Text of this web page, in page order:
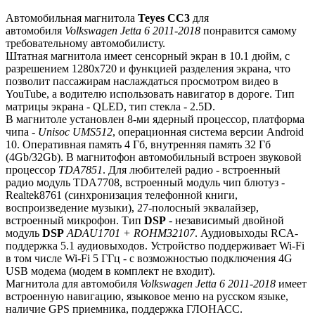
Автомобильная магнитола Teyes СС3 для
автомобиля Volkswagen Jetta 6 2011-2018 понравится самому
требовательному автомобилисту.
Штатная магнитола имеет сенсорный экран в 10.1 дюйм, с
разрешением 1280х720 и функцией разделения экрана, что
позволит пассажирам наслаждаться просмотром видео в
YouTube, а водителю использовать навигатор в дороге. Тип
матрицы экрана - QLED, тип стекла - 2.5D.
В магнитоле установлен 8-ми ядерный процессор, платформа
чипа - Unisoc UMS512, операционная система версии Android
10. Оперативная память 4 Гб, внутренняя память 32 Гб
(4Gb/32Gb). В магнитофон автомобильный встроен звуковой
процессор TDA7851. Для любителей радио - встроенный
радио модуль TDA7708, встроенный модуль чип блютуз -
Realtek8761 (синхронизация телефонной книги,
воспроизведение музыки), 27-полосный эквалайзер,
встроенный микрофон. Тип DSP - независимый двойной
модуль DSP ADAU1701 + ROHM32107. Аудиовыходы RCA-
поддержка 5.1 аудиовыходов. Устройство поддерживает Wi-Fi
в том числе Wi-Fi 5 ГГц - с возможностью подключения 4G
USB модема (модем в комплект не входит).
Магнитола для автомобиля Volkswagen Jetta 6 2011-2018 имеет
встроенную навигацию, языковое меню на русском языке,
наличие GPS приемника, поддержка ГЛОНАСС.